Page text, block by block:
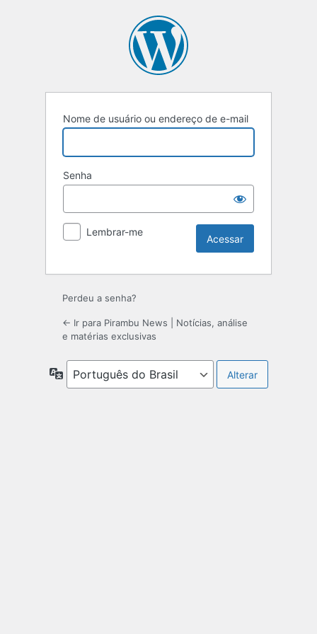
Nome de usuário ou endereço de e-mail
Senha
Lembrar-me
Perdeu a senha?
← Ir para Pirambu News | Notícias, análise
e matérias exclusivas
Idioma